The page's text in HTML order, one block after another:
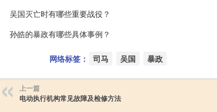
吴国灭亡时有哪些重要战役？
孙皓的暴政有哪些具体事例？
网络标签： 司马 吴国 暴政
上一篇
电动执行机构常见故障及检修方法